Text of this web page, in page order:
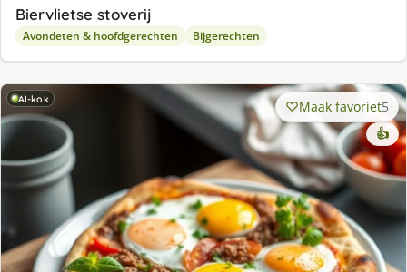
Biervlietse stoverij
Avondeten & hoofdgerechten Bijgerechten
AI-kok Maak favoriet5
👍